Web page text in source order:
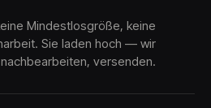
Mindestlosgröße, keine
Sie laden hoch — wir
versenden.